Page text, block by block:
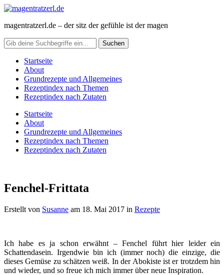
magentratzerl.de – der sitz der gefühle ist der magen
Startseite
About
Grundrezepte und Allgemeines
Rezeptindex nach Themen
Rezeptindex nach Zutaten
Startseite
About
Grundrezepte und Allgemeines
Rezeptindex nach Themen
Rezeptindex nach Zutaten
Fenchel-Frittata
Erstellt von Susanne am 18. Mai 2017 in Rezepte
Ich habe es ja schon erwähnt – Fenchel führt hier leider ein
Schattendasein. Irgendwie bin ich (immer noch) die einzige, die
dieses Gemüse zu schätzen weiß. In der Abokiste ist er trotzdem hin
und wieder, und so freue ich mich immer über neue Inspiration.